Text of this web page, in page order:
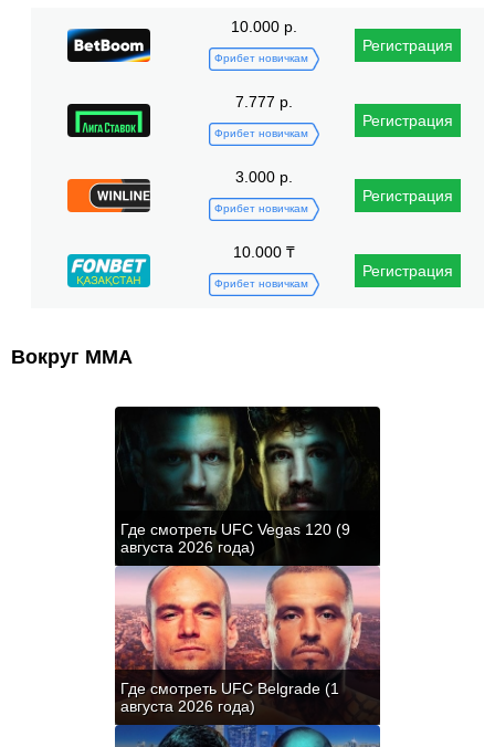
10.000 р.
Фрибет новичкам
Регистрация
7.777 р.
Фрибет новичкам
Регистрация
3.000 р.
Фрибет новичкам
Регистрация
10.000 ₸
Фрибет новичкам
Регистрация
Вокруг ММА
Где смотреть UFC Vegas 120 (9
августа 2026 года)
Где смотреть UFC Belgrade (1
августа 2026 года)